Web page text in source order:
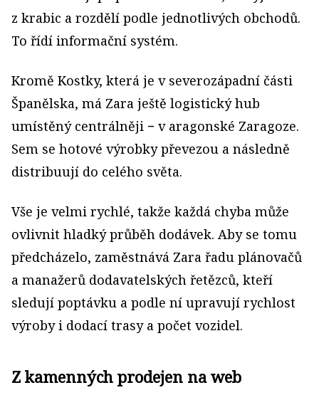
z krabic a rozdělí podle jednotlivých obchodů.
To řídí informační systém.
Kromě Kostky, která je v severozápadní části
Španělska, má Zara ještě logistický hub
umístěný centrálněji − v aragonské Zaragoze.
Sem se hotové výrobky převezou a následně
distribuují do celého světa.
Vše je velmi rychlé, takže každá chyba může
ovlivnit hladký průběh dodávek. Aby se tomu
předcházelo, zaměstnává Zara řadu plánovačů
a manažerů dodavatelských řetězců, kteří
sledují poptávku a podle ní upravují rychlost
výroby i dodací trasy a počet vozidel.
Z kamenných prodejen na web